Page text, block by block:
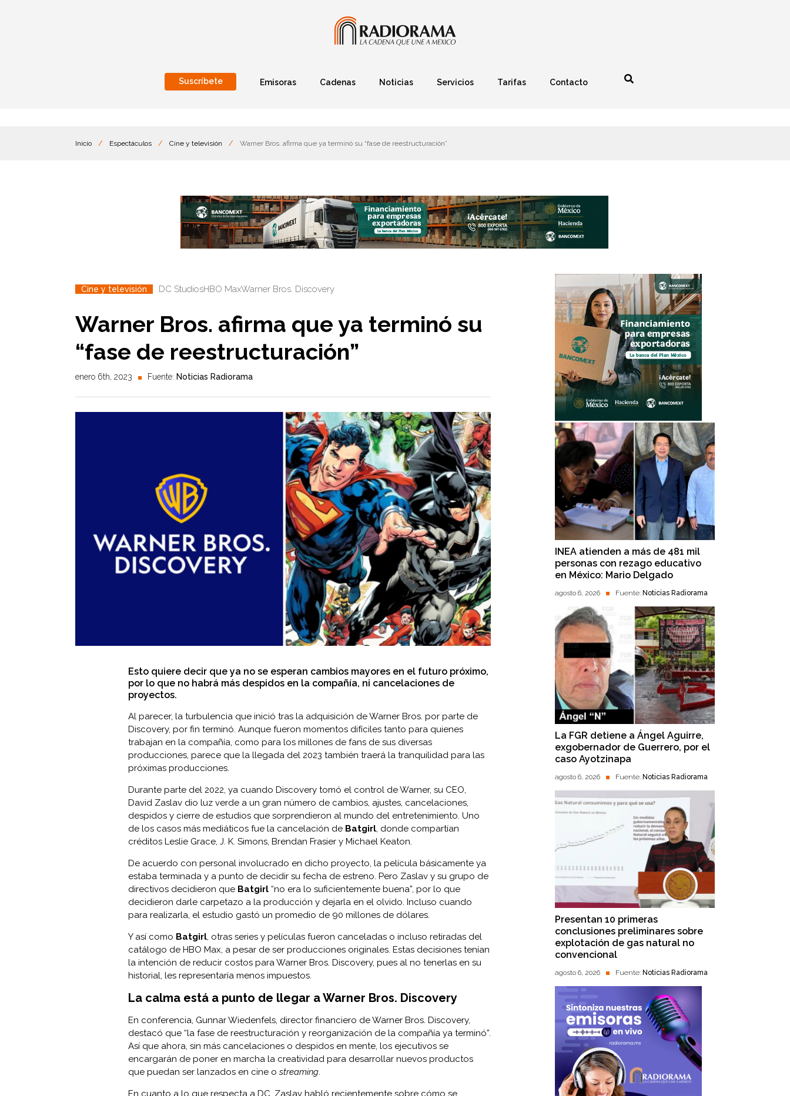
Suscríbete Emisoras Cadenas Noticias Servicios Tarifas Contacto
Inicio / Espectáculos / Cine y televisión / Warner Bros. afirma que ya terminó su “fase de reestructuración”
Cine y televisión DC StudiosHBO MaxWarner Bros. Discovery
Warner Bros. afirma que ya terminó su
“fase de reestructuración”
enero 6th, 2023 Fuente: Noticias Radiorama
Esto quiere decir que ya no se esperan cambios mayores en el futuro próximo,
por lo que no habrá más despidos en la compañía, ni cancelaciones de
proyectos.
Al parecer, la turbulencia que inició tras la adquisición de Warner Bros. por parte de
Discovery, por fin terminó. Aunque fueron momentos difíciles tanto para quienes
trabajan en la compañía, como para los millones de fans de sus diversas
producciones, parece que la llegada del 2023 también traerá la tranquilidad para las
próximas producciones.
Durante parte del 2022, ya cuando Discovery tomó el control de Warner, su CEO,
David Zaslav dio luz verde a un gran número de cambios, ajustes, cancelaciones,
despidos y cierre de estudios que sorprendieron al mundo del entretenimiento. Uno
de los casos más mediáticos fue la cancelación de Batgirl, donde compartían
créditos Leslie Grace, J. K. Simons, Brendan Frasier y Michael Keaton.
De acuerdo con personal involucrado en dicho proyecto, la película básicamente ya
estaba terminada y a punto de decidir su fecha de estreno. Pero Zaslav y su grupo de
directivos decidieron que Batgirl “no era lo suficientemente buena”, por lo que
decidieron darle carpetazo a la producción y dejarla en el olvido. Incluso cuando
para realizarla, el estudio gastó un promedio de 90 millones de dólares.
Y así como Batgirl, otras series y películas fueron canceladas o incluso retiradas del
catálogo de HBO Max, a pesar de ser producciones originales. Estas decisiones tenían
la intención de reducir costos para Warner Bros. Discovery, pues al no tenerlas en su
historial, les representaría menos impuestos.
La calma está a punto de llegar a Warner Bros. Discovery
En conferencia, Gunnar Wiedenfels, director financiero de Warner Bros. Discovery,
destacó que “la fase de reestructuración y reorganización de la compañía ya terminó”.
Así que ahora, sin más cancelaciones o despidos en mente, los ejecutivos se
encargarán de poner en marcha la creatividad para desarrollar nuevos productos
que puedan ser lanzados en cine o streaming.
En cuanto a lo que respecta a DC, Zaslav habló recientemente sobre cómo se
INEA atienden a más de 481 mil
personas con rezago educativo
en México: Mario Delgado
agosto 6, 2026 Fuente: Noticias Radiorama
La FGR detiene a Ángel Aguirre,
exgobernador de Guerrero, por el
caso Ayotzinapa
agosto 6, 2026 Fuente: Noticias Radiorama
Presentan 10 primeras
conclusiones preliminares sobre
explotación de gas natural no
convencional
agosto 6, 2026 Fuente: Noticias Radiorama